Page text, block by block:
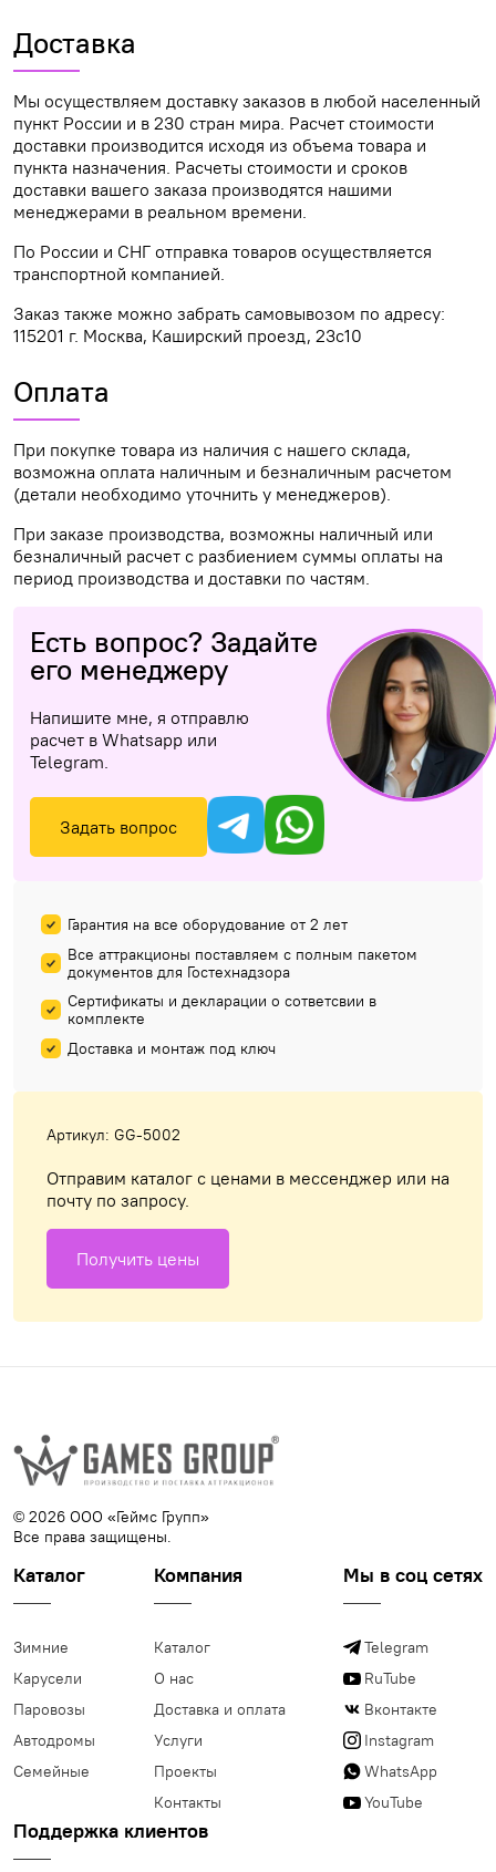
Доставка
Мы осуществляем доставку заказов в любой населенный
пункт России и в 230 стран мира. Расчет стоимости
доставки производится исходя из объема товара и
пункта назначения. Расчеты стоимости и сроков
доставки вашего заказа производятся нашими
менеджерами в реальном времени.
По России и СНГ отправка товаров осуществляется
транспортной компанией.
Заказ также можно забрать самовывозом по адресу:
115201 г. Москва, Каширский проезд, 23с10
Оплата
При покупке товара из наличия с нашего склада,
возможна оплата наличным и безналичным расчетом
(детали необходимо уточнить у менеджеров).
При заказе производства, возможны наличный или
безналичный расчет с разбиением суммы оплаты на
период производства и доставки по частям.
Есть вопрос? Задайте
его менеджеру
Напишите мне, я отправлю
расчет в Whatsapp или
Telegram.
Задать вопрос
Гарантия на все оборудование от 2 лет
Все аттракционы поставляем с полным пакетом
документов для Гостехнадзора
Сертификаты и декларации о сответсвии в
комплекте
Доставка и монтаж под ключ
Артикул: GG-5002
Отправим каталог с ценами в мессенджер или на
почту по запросу.
Получить цены
© 2026 ООО «Геймс Групп»
Все права защищены.
Каталог
Зимние
Карусели
Паровозы
Автодромы
Семейные
Компания
Каталог
О нас
Доставка и оплата
Услуги
Проекты
Контакты
Мы в соц сетях
Telegram
RuTube
Вконтакте
Instagram
WhatsApp
YouTube
Поддержка клиентов